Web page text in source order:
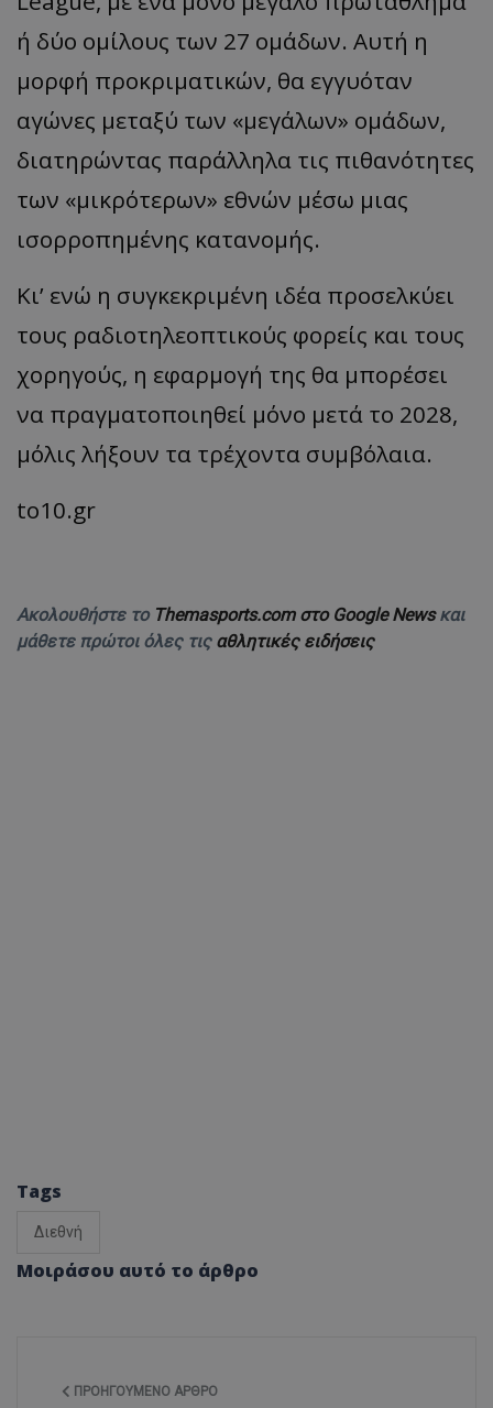
ή δύο ομίλους των 27 ομάδων. Αυτή η
μορφή προκριματικών, θα εγγυόταν
αγώνες μεταξύ των «μεγάλων» ομάδων,
διατηρώντας παράλληλα τις πιθανότητες
των «μικρότερων» εθνών μέσω μιας
ισορροπημένης κατανομής.
Κι’ ενώ η συγκεκριμένη ιδέα προσελκύει
τους ραδιοτηλεοπτικούς φορείς και τους
χορηγούς, η εφαρμογή της θα μπορέσει
να πραγματοποιηθεί μόνο μετά το 2028,
μόλις λήξουν τα τρέχοντα συμβόλαια.
to10.gr
Ακολουθήστε το Themasports.com στο Google Newsκαι
μάθετε πρώτοι όλες τις αθλητικές ειδήσεις
Tags
Διεθνή
Μοιράσου αυτό το άρθρο
ΠΡΟΗΓΟΎΜΕΝΟ ΆΡΘΡΟ